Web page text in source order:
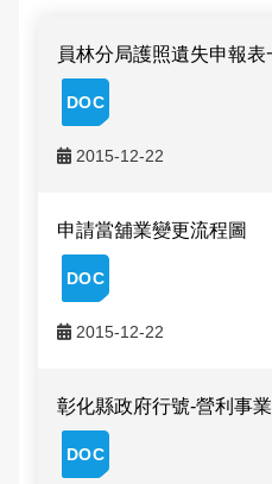
青春專案
雙語詞彙
申辦資訊
常見問答
民眾檔案應用專區
警民交流留言板
交通違規檢舉
影音多媒體
員林分局護照遺失申報
2015-12-22
申請當舖業變更流程圖
2015-12-22
彰化縣政府行號-營利事